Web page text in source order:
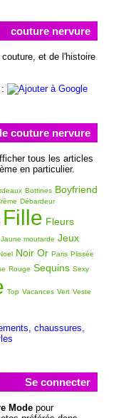
couture nervure
et de l'histoire
couture nervure
tous les articles
en particulier.
Bottines Boyfriend
Débardeur
Fille Fleurs
Jaune moutarde Jeux
Noir Or Paris Plissée
Rouge Sequins Sexy
Top Vacances Vert Veste
chaussures,
Se connecter
Modepour